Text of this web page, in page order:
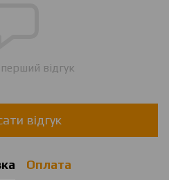
відгук
відгук
Оплата